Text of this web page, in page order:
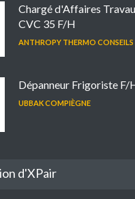
Chargé d'Affaires
CVC 35 F/H
ANTHROPY THERMO CONSEILS
Dépanneur Frigoriste F/
UBBAK COMPIÈGNE
d'XPair